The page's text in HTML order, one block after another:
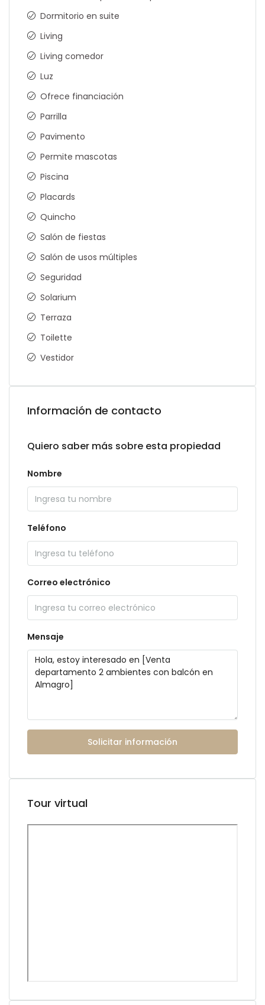
Dormitorio en suite
Living
Living comedor
Luz
Ofrece financiación
Parrilla
Pavimento
Permite mascotas
Piscina
Placards
Quincho
Salón de fiestas
Salón de usos múltiples
Seguridad
Solarium
Terraza
Toilette
Vestidor
Información de contacto
Quiero saber más sobre esta propiedad
Nombre
Teléfono
Correo electrónico
Mensaje
Solicitar información
Tour virtual